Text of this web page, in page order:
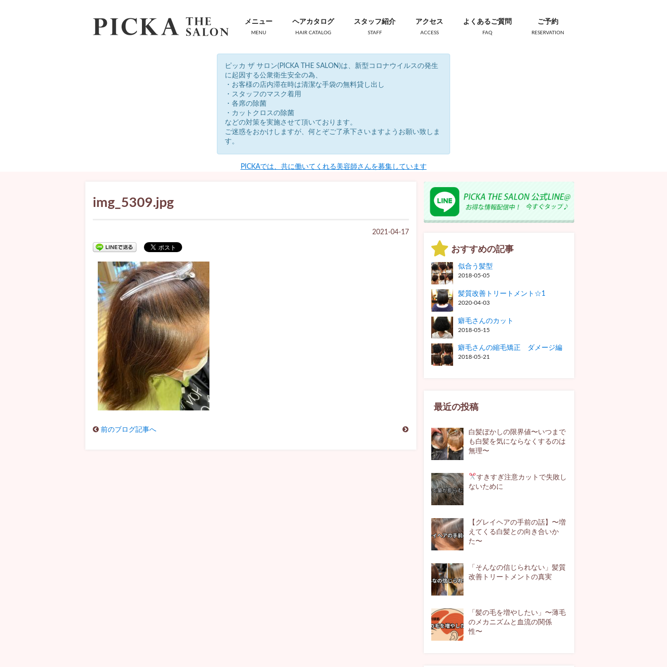
メニュー
MENU
ヘアカタログ
HAIR CATALOG
スタッフ紹介
STAFF
アクセス
ACCESS
よくあるご質問
FAQ
ご予約
RESERVATION
ピッカ ザ サロン(PICKA THE SALON)は、新型コロナウイルスの発生
に起因する公衆衛生安全の為、
・お客様の店内滞在時は清潔な手袋の無料貸し出し
・スタッフのマスク着用
・各席の除菌
・カットクロスの除菌
などの対策を実施させて頂いております。
ご迷惑をおかけしますが、何とぞご了承下さいますようお願い致しま
す。
PICKAでは、共に働いてくれる美容師さんを募集しています
img_5309.jpg
2021-04-17
前のブログ記事へ
おすすめの記事
似合う髪型
2018-05-05
髪質改善トリートメント☆1
2020-04-03
癖毛さんのカット
2018-05-15
癖毛さんの縮毛矯正 ダメージ編
2018-05-21
最近の投稿
白髪ぼかしの限界値〜いつまで
も白髪を気にならなくするのは
無理〜
すきすぎ注意カットで失敗し
ないために
【グレイヘアの手前の話】〜増
えてくる白髪との向き合いか
た〜
「そんなの信じられない」髪質
改善トリートメントの真実
「髪の毛を増やしたい」〜薄毛
のメカニズムと血流の関係
性〜